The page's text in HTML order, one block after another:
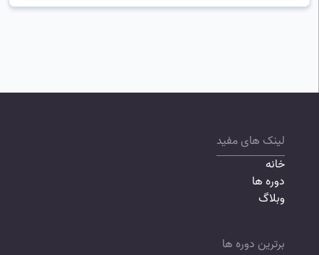
لینک های مفید
خانه
دوره ها
وبلاگ
برترین دوره ها